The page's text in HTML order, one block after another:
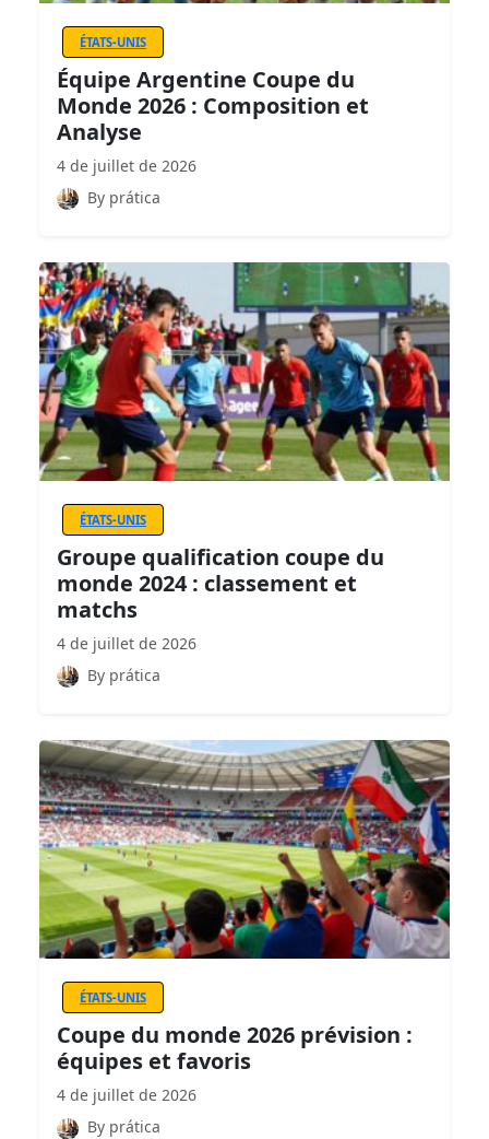
ÉTATS-UNIS
Équipe Argentine Coupe du
Monde 2026 : Composition et
Analyse
4 de juillet de 2026
By prática
ÉTATS-UNIS
Groupe qualification coupe du
monde 2024 : classement et
matchs
4 de juillet de 2026
By prática
ÉTATS-UNIS
Coupe du monde 2026 prévision :
équipes et favoris
4 de juillet de 2026
By prática